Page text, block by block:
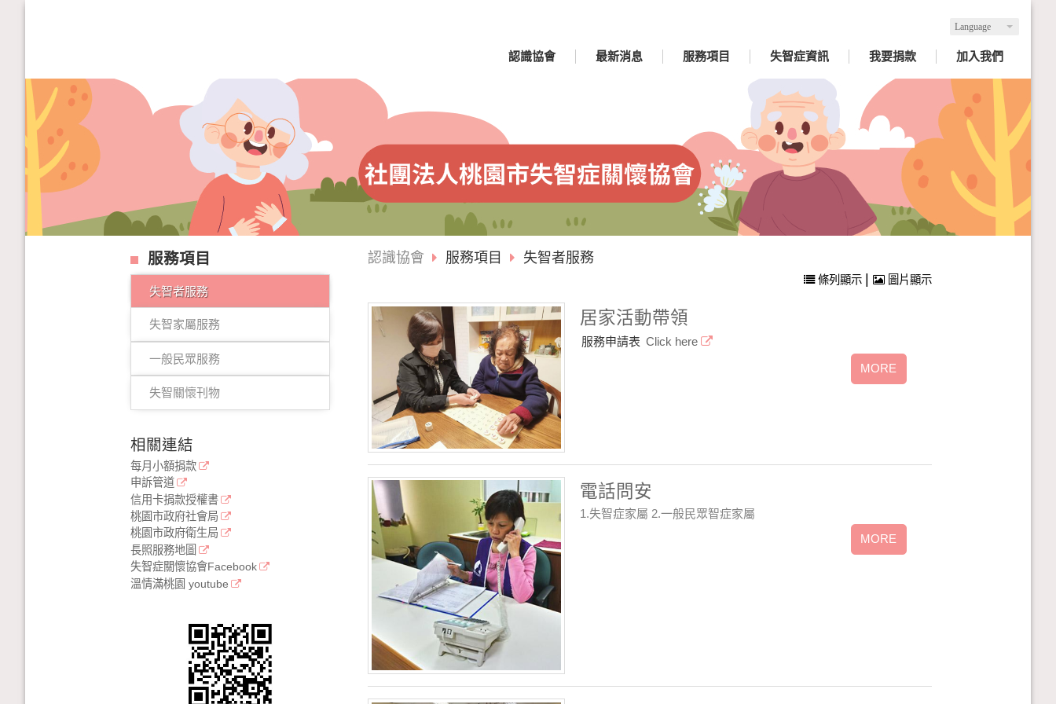
Language
認識協會 最新消息 服務項目 失智症資訊 我要捐款 加入我們
服務項目
失智者服務
失智家屬服務
一般民眾服務
失智關懷刊物
相關連結
每月小額捐款
申訴管道
信用卡捐款授權書
桃園市政府社會局
桃園市政府衛生局
長照服務地圖
失智症關懷協會Facebook
溫情滿桃園 youtube
認識協會 服務項目 失智者服務
條列顯示 圖片顯示
居家活動帶領
服務申請表 Click here
電話問安
1.失智症家屬 2.一般民眾智症家屬